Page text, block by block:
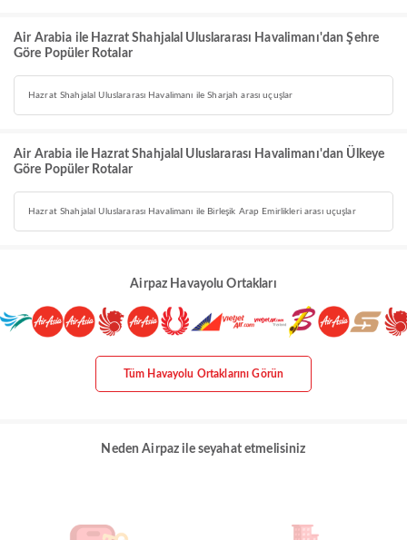
Air Arabia ile Hazrat Shahjalal Uluslararası Havalimanı'dan Şehre
Göre Popüler Rotalar
Hazrat Shahjalal Uluslararası Havalimanı ile Sharjah arası uçuşlar
Air Arabia ile Hazrat Shahjalal Uluslararası Havalimanı'dan Ülkeye
Göre Popüler Rotalar
Hazrat Shahjalal Uluslararası Havalimanı ile Birleşik Arap Emirlikleri arası uçuşlar
Airpaz Havayolu Ortakları
Tüm Havayolu Ortaklarını Görün
Neden Airpaz ile seyahat etmelisiniz